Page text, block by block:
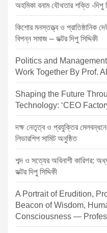
অহমিকা বনাম যৌথতার শক্তি -দিপু
কিশোর মনস্তত্ত্ব ও প্রাতিষ্ঠানিক
বিপন্ন সমাজ – ডক্টর দিপু সিদ্দিকী
Politics and
Work Together By Prof.
Shaping the Future
Technology: ‘CEO
দক্ষ নেতৃত্ব ও প্রযুক্তির
লিডারশিপ সামিট অনুষ্ঠিত
শব্দ ও সত্যের অবিনাশী কারিগর:
ডক্টর দিপু সিদ্দিকী
A Portrait of Erudition,
Beacon of Wisdom,
Consciousness —